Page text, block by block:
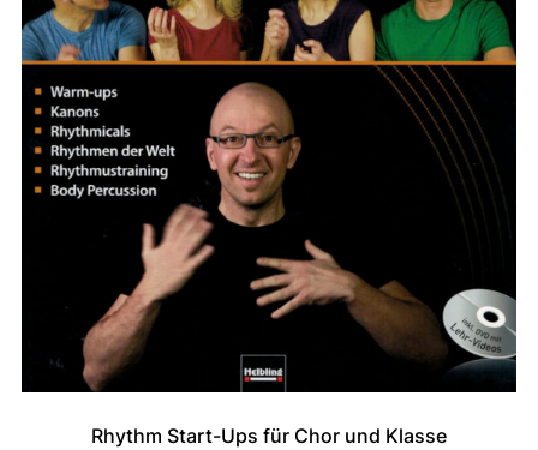
Rhythm Start-Ups für Chor und Klasse